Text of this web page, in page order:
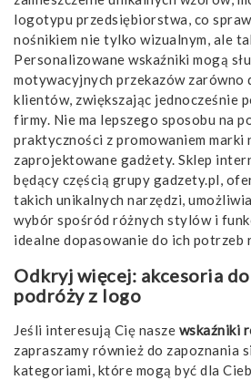
logotypu przedsiębiorstwa, co
nośnikiem nie tylko wizualnym, ale
Personalizowane wskaźniki mogą
motywacyjnych przekazów zarówno
klientów, zwiększając jednocześnie
firmy. Nie ma lepszego sposobu na
praktyczności z promowaniem marki
zaprojektowane gadżety. Sklep
będący częścią grupy gadzety.pl,
takich unikalnych narzędzi,
wybór spośród różnych stylów i
idealne dopasowanie do ich potrzeb
Odkryj więcej: akcesoria
podróży z logo
Jeśli interesują Cię nasze wskaźniki
zapraszamy również do zapoznania
kategoriami, które mogą być dla